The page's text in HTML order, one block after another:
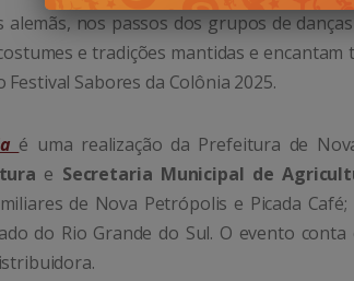
alemãs, nos passos dos grupos de
e tradições mantidas e
Sabores da Colônia 2025.
é uma realização da Prefeitura de
e Secretaria Municipal de
de Nova Petrópolis e Picada Café;
do Rio Grande do Sul. O evento